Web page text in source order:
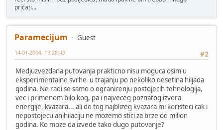
pričati...
Paramecijum
Guest
#2
14-01-2004, 19:28:49
Medjuzvezdana putovanja prakticno nisu moguca osim u
eksperimentalne svrhe u trajanju po nekoliko desetina hiljada
godina. Ne radi se samo o ogranicenju postojecih tehnologija,
vec i primenom bilo kog, pa i najveceg poznatog izvora
energije, kvazara... ali do tog najblizeg kvazara mi koristeci cak i
nepostojecu anihilaciju ne mozemo stici za brze od milion
godina. Ko moze da izvede tako dugo putovanje?